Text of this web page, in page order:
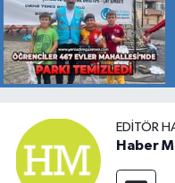
EDITÖR
Haber